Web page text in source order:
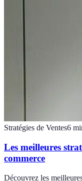
Stratégies de Ventes6
Les meilleures
commerce
Découvrez les